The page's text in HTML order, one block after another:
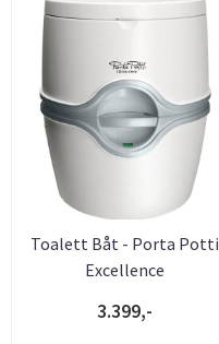
Toalett Båt - Porta Potti
Excellence
3.399,-